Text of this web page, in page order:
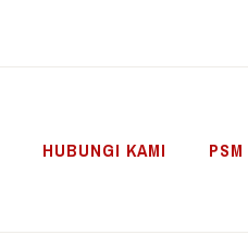
HUBUNGI KAMI PSM